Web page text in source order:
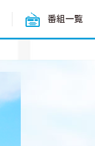
番組一覧